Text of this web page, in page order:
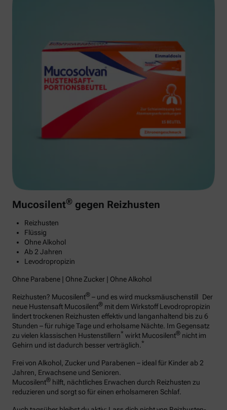
Mucosilent® gegen Reizhusten
Reizhusten
Flüssig
Ohne Alkohol
Ab 2 Jahren
Levodropropizin
Ohne Parabene | Ohne Zucker | Ohne Alkohol
Reizhusten? Mucosilent® – und es wird mucksmäuschenstill Der
neue Hustensaft Mucosilent® mit dem Wirkstoff Levodropropizin
lindert trockenen Reizhusten effektiv und langanhaltend bis zu 6
Stunden – für ruhige Tage und erholsame Nächte. Im Gegensatz
zu vielen klassischen Hustenstillern* wirkt Mucosilent® nicht im
Gehirn und ist dadurch besser verträglich. *
Frei von Alkohol, Zucker und Parabenen – ideal für Kinder ab 2
Jahren, Erwachsene und Senioren.
Mucosilent® hilft, nächtliches Erwachen durch Reizhusten zu
reduzieren und sorgt so für einen erholsameren Schlaf.